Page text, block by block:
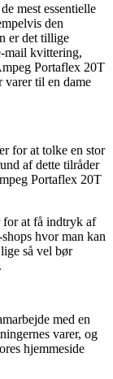
mest essentielle
den
er det tillige
mail kvittering,
Portaflex 20T
varer til en dame
for at tolke en stor
af dette tilråder
Portaflex 20T
for at få indtryk af
hvor man kan
så vel bør
med en
varer, og
hjemmeside